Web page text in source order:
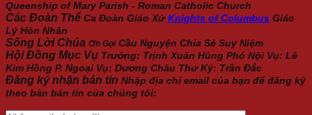
Queenship of Mary Parish - Roman Catholic Church
Các Đoàn Thể Ca Đoàn Giáo Xứ Knights of Columbus Giáo
Lý Hôn Nhân
Sống Lời Chúa Ơn Gọi Cầu Nguyện Chia Sẻ Suy Niệm
Hội Đồng Mục Vụ Trưởng: Trịnh Xuân Hùng Phó Nội Vụ: Lê
Kim Hồng P. Ngoại Vụ: Dương Châu Thư Ký: Trần Đắc
Đăng ký nhận bản tin Nhập địa chỉ email của bạn để đăng ký
theo bản bản tin của chúng tôi: